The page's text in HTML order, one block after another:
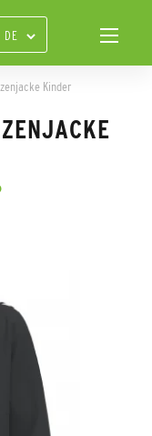
Kinder